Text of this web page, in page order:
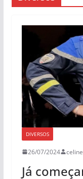
DIVERSOS
26/07/2024
Já